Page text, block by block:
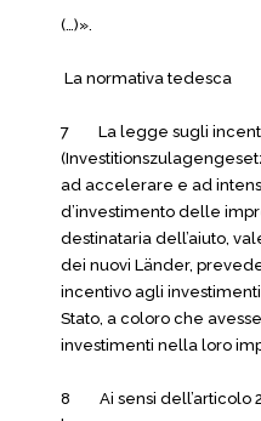
(…)».
La normativa tedesca
7 La legge sugli
ad accelerare e ad
d’investimento delle
destinataria dell’aiuto,
dei nuovi Länder,
incentivo agli
Stato, a coloro che
investimenti nella loro
8 Ai sensi dell’articolo